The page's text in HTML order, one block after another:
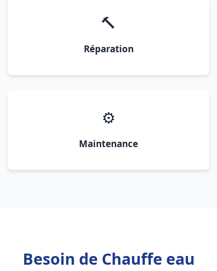
🔨
Réparation
⚙️
Maintenance
Besoin de Chauffe eau